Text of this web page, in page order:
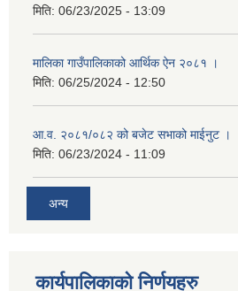
मिति: 06/23/2025 - 13:09
मालिका गाउँपालिकाको आर्थिक ऐन २०८१ ।
मिति: 06/25/2024 - 12:50
आ.व. २०८१/०८२ को बजेट सभाको माईनुट ।
मिति: 06/23/2024 - 11:09
अन्य
कार्यपालिकाको निर्णयहरु